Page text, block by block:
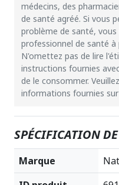
médecins, des
de santé agréé. Si vous
problème de santé,
professionnel de santé
N'omettez pas de lire
instructions fournies
de le consommer.
informations fournies
SPÉCIFICATION
Marque